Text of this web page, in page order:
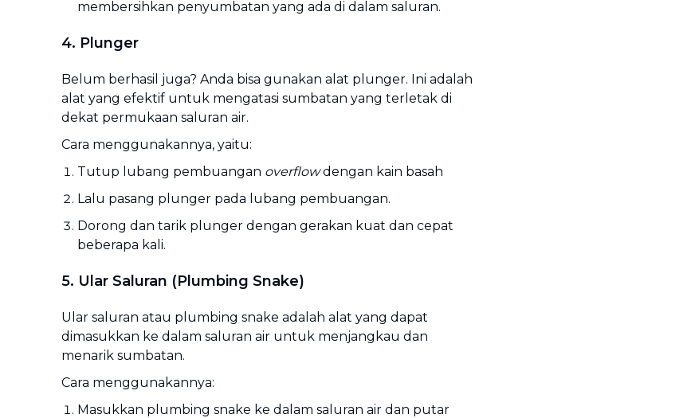
membersihkan penyumbatan yang ada di dalam saluran.
4. Plunger
Belum berhasil juga? Anda bisa gunakan alat plunger. Ini adalah
alat yang efektif untuk mengatasi sumbatan yang terletak di
dekat permukaan saluran air.
Cara menggunakannya, yaitu:
Tutup lubang pembuangan overflowdengan kain basah
Lalu pasang plunger pada lubang pembuangan.
Dorong dan tarik plunger dengan gerakan kuat dan cepat
beberapa kali.
5. Ular Saluran (Plumbing Snake)
Ular saluran atau plumbing snake adalah alat yang dapat
dimasukkan ke dalam saluran air untuk menjangkau dan
menarik sumbatan.
Cara menggunakannya:
Masukkan plumbing snake ke dalam saluran air dan putar